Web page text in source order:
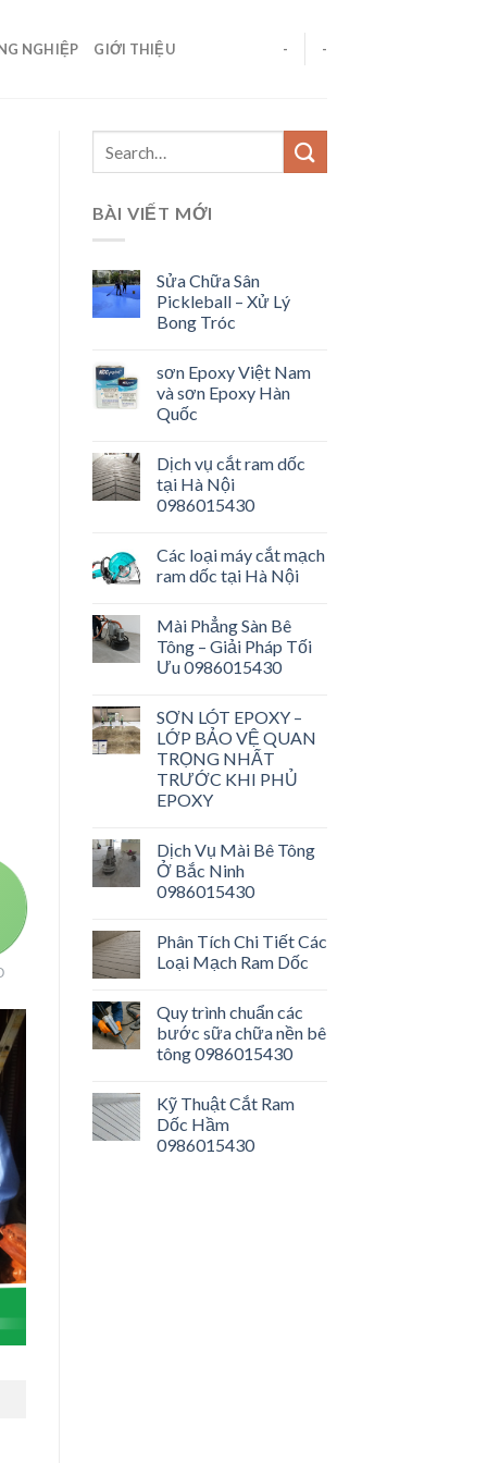
NGHIỆP GIỚI THIỆU - -
BÀI VIẾT MỚI
Sửa Chữa Sân
Pickleball – Xử Lý
Bong Tróc
sơn Epoxy Việt Nam
và sơn Epoxy Hàn
Quốc
Dịch vụ cắt ram dốc
tại Hà Nội
0986015430
Các loại máy cắt mạch
ram dốc tại Hà Nội
Mài Phẳng Sàn Bê
Tông – Giải Pháp Tối
Ưu 0986015430
SƠN LÓT EPOXY –
LỚP BẢO VỆ QUAN
TRỌNG NHẤT
TRƯỚC KHI PHỦ
EPOXY
Dịch Vụ Mài Bê Tông
Ở Bắc Ninh
0986015430
Phân Tích Chi Tiết Các
Loại Mạch Ram Dốc
Quy trình chuẩn các
bước sữa chữa nền bê
tông 0986015430
Kỹ Thuật Cắt Ram
Dốc Hầm
0986015430